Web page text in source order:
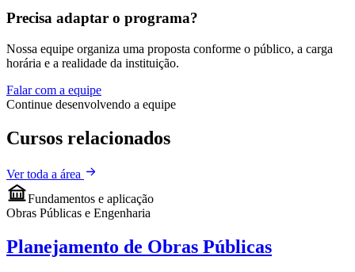
Precisa adaptar o programa?
Nossa equipe organiza uma proposta conforme o público, a carga
horária e a realidade da instituição.
Falar com a equipe
Continue desenvolvendo a equipe
Cursos relacionados
Ver toda a área
Fundamentos e aplicação
Obras Públicas e Engenharia
Planejamento de Obras Públicas